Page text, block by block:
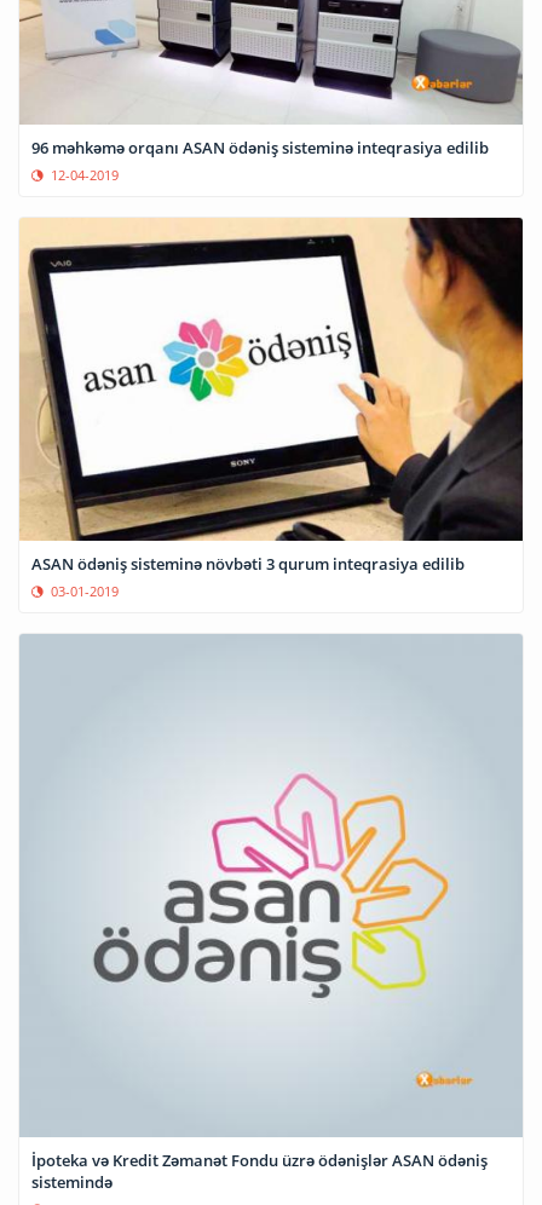
96 məhkəmə orqanı ASAN ödəniş sisteminə inteqrasiya edilib
12-04-2019
ASAN ödəniş sisteminə növbəti 3 qurum inteqrasiya edilib
03-01-2019
İpoteka və Kredit Zəmanət Fondu üzrə ödənişlər ASAN ödəniş
sistemində